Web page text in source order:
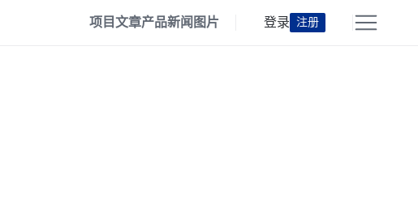
项目文章产品新闻 图片 登录 注册